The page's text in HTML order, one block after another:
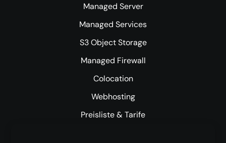
Managed Server
Managed Services
S3 Object Storage
Managed Firewall
Colocation
Webhosting
Preisliste & Tarife